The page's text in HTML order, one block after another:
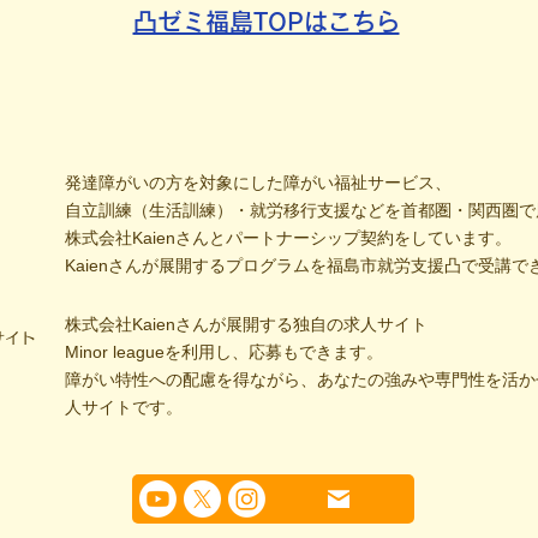
凸ゼミ福島TOPはこちら
発達障がいの方を対象にした障がい福祉サービス、
自立訓練（生活訓練）・就労移行支援などを首都圏・関西圏
株式会社Kaienさんとパートナーシップ契約をしています。
Kaienさんが展開するプログラムを福島市就労支援凸で受講で
ト
株式会社Kaienさんが展開する独自の求人サイト
Minor leagueを利用し、応募もできます。
障がい特性への配慮を得ながら、あなたの強みや専門性を活
人サイトです。